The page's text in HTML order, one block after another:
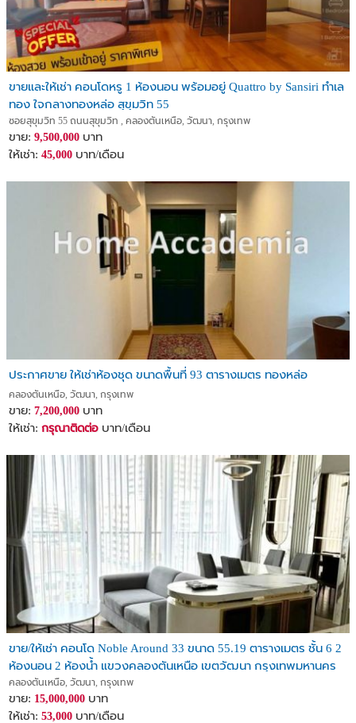
ขายและให้เช่า คอนโดหรู 1 ห้องนอน พร้อมอยู่ Quattro by Sansiri ทำเล
ทอง ใจกลางทองหล่อ สุขุมวิท 55
ซอยสุขุมวิท 55 ถนนสุขุมวิท , คลองตันเหนือ, วัฒนา, กรุงเทพ
ขาย: 9,500,000 บาท
ให้เช่า: 45,000 บาท/เดือน
ประกาศขาย ให้เช่าห้องชุด ขนาดพื้นที่ 93 ตารางเมตร ทองหล่อ
คลองตันเหนือ, วัฒนา, กรุงเทพ
ขาย: 7,200,000 บาท
ให้เช่า: กรุณาติดต่อ บาท/เดือน
ขาย/ให้เช่า คอนโด Noble Around 33 ขนาด 55.19 ตารางเมตร ชั้น 6 2
ห้องนอน 2 ห้องน้ำ แขวงคลองตันเหนือ เขตวัฒนา กรุงเทพมหานคร
คลองตันเหนือ, วัฒนา, กรุงเทพ
ขาย: 15,000,000 บาท
ให้เช่า: 53,000 บาท/เดือน